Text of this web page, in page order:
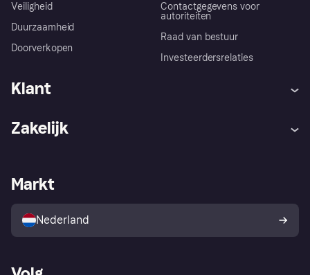
Veiligheid
Duurzaamheid
Doorverkopen
Contactgegevens voor
autoriteiten
Raad van bestuur
Investeerdersrelaties
Klant
Winkeloverzicht
Kopersbescherming voor
consumenten
Zakelijk
Zakelijke login
Markt
Nederland